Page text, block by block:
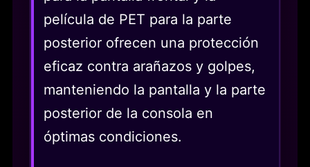
película de PET para la parte
posterior ofrecen una protección
eficaz contra arañazos y golpes,
manteniendo la pantalla y la parte
posterior de la consola en
óptimas condiciones.